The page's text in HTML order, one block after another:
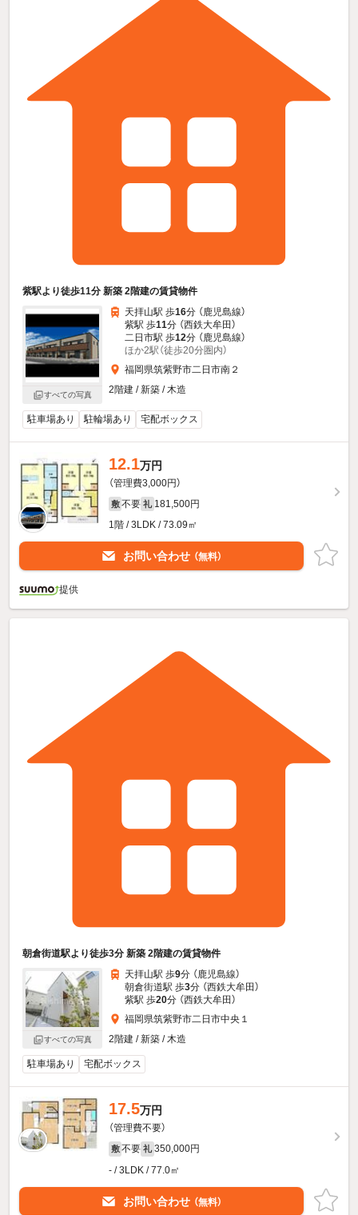
紫駅より徒歩11分 新築 2階建の賃貸物件
すべての写真
天拝山駅 歩16分 （鹿児島線）
紫駅 歩11分 （西鉄大牟田）
二日市駅 歩12分 （鹿児島線）
ほか2駅（徒歩20分圏内）
福岡県筑紫野市二日市南２
2階建 / 新築 / 木造
駐車場あり 駐輪場あり 宅配ボックス
12.1万円
（管理費3,000円）
敷 不要 礼 181,500円
1階 / 3LDK / 73.09㎡
お問い合わせ （無料）
提供
朝倉街道駅より徒歩3分 新築 2階建の賃貸物件
すべての写真
天拝山駅 歩9分 （鹿児島線）
朝倉街道駅 歩3分 （西鉄大牟田）
紫駅 歩20分 （西鉄大牟田）
福岡県筑紫野市二日市中央１
2階建 / 新築 / 木造
駐車場あり 宅配ボックス
17.5万円
（管理費不要）
敷 不要 礼 350,000円
- / 3LDK / 77.0㎡
お問い合わせ （無料）